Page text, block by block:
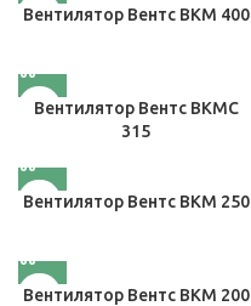
Вентилятор Вентс ВКМ 400
Вентилятор Вентс ВКМС
315
Вентилятор Вентс ВКМ 250
Вентилятор Вентс ВКМ 200